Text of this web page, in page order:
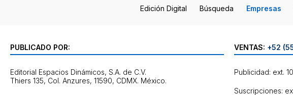
Edición Digital Búsqueda Empresas
PUBLICADO POR:
Editorial Espacios Dinámicos, S.A. de C.V.
VENTAS: +52
Publicidad: ext.
Suscripciones: